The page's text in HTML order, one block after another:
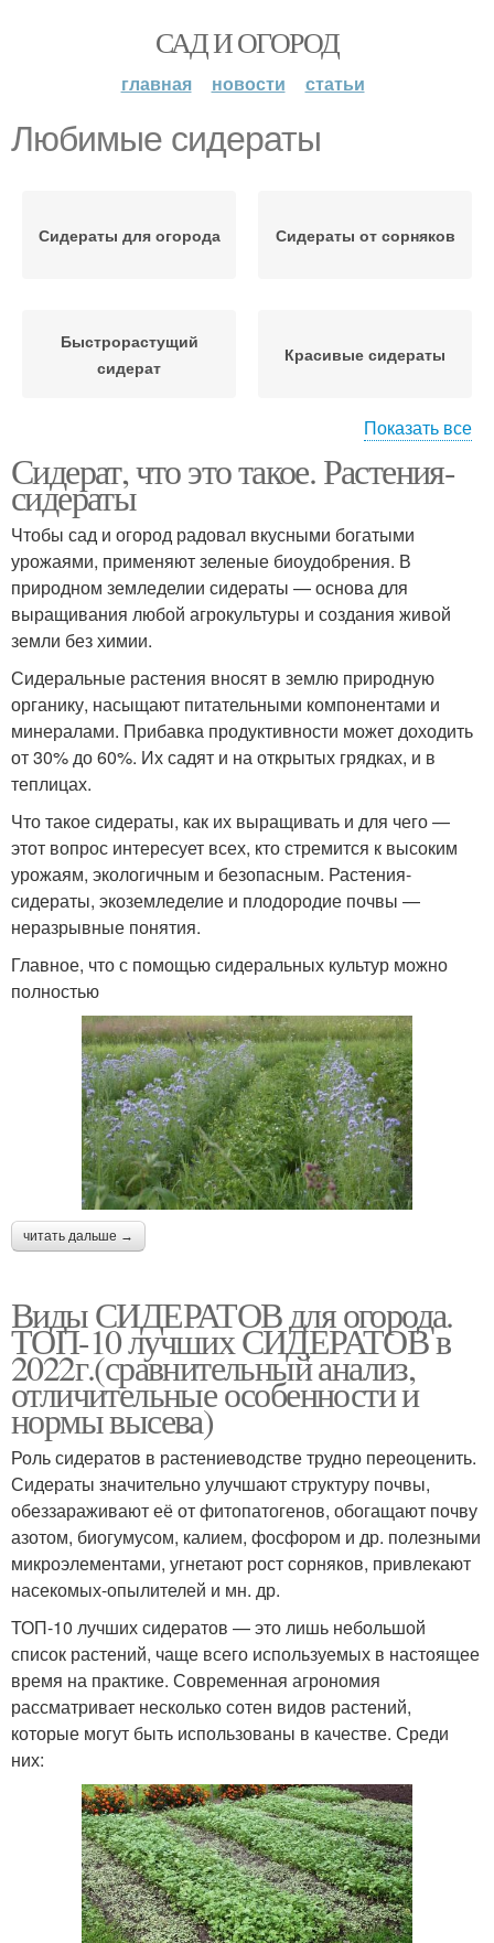
САД И ОГОРОД
главная новости статьи
Любимые сидераты
Сидераты для огорода Сидераты от сорняков
Быстрорастущий
сидерат
Красивые сидераты
типы
Гидрофильные
сидераты
Показать все
Сидерат, что это такое. Растения-
сидераты
Чтобы сад и огород радовал вкусными богатыми
урожаями, применяют зеленые биоудобрения. В
природном земледелии сидераты — основа для
выращивания любой агрокультуры и создания живой
земли без химии.
Сидеральные растения вносят в землю природную
органику, насыщают питательными компонентами и
минералами. Прибавка продуктивности может доходить
от 30% до 60%. Их садят и на открытых грядках, и в
теплицах.
Что такое сидераты, как их выращивать и для чего —
этот вопрос интересует всех, кто стремится к высоким
урожаям, экологичным и безопасным. Растения-
сидераты, экоземледелие и плодородие почвы —
неразрывные понятия.
Главное, что с помощью сидеральных культур можно
полностью
читать дальше →
Виды СИДЕРАТОВ для огорода.
ТОП-10 лучших СИДЕРАТОВ в
2022г.(сравнительный анализ,
отличительные особенности и
нормы высева)
Роль сидератов в растениеводстве трудно переоценить.
Сидераты значительно улучшают структуру почвы,
обеззараживают её от фитопатогенов, обогащают почву
азотом, биогумусом, калием, фосфором и др. полезными
микроэлементами, угнетают рост сорняков, привлекают
насекомых-опылителей и мн. др.
ТОП-10 лучших сидератов — это лишь небольшой
список растений, чаще всего используемых в настоящее
время на практике. Современная агрономия
рассматривает несколько сотен видов растений,
которые могут быть использованы в качестве. Среди
них: